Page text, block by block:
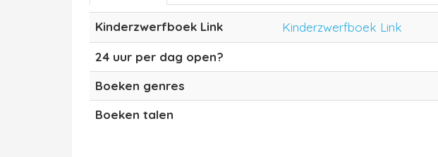
Kinderzwerfboek Link
Kinderzwerfboek Link
24 uur per dag open?
Boeken genres
Boeken talen